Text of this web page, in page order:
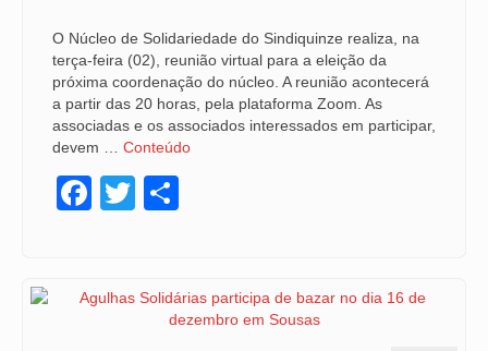
O Núcleo de Solidariedade do Sindiquinze realiza, na
terça-feira (02), reunião virtual para a eleição da
próxima coordenação do núcleo. A reunião acontecerá
a partir das 20 horas, pela plataforma Zoom. As
associadas e os associados interessados em participar,
devem … Conteúdo
Facebook
Twitter